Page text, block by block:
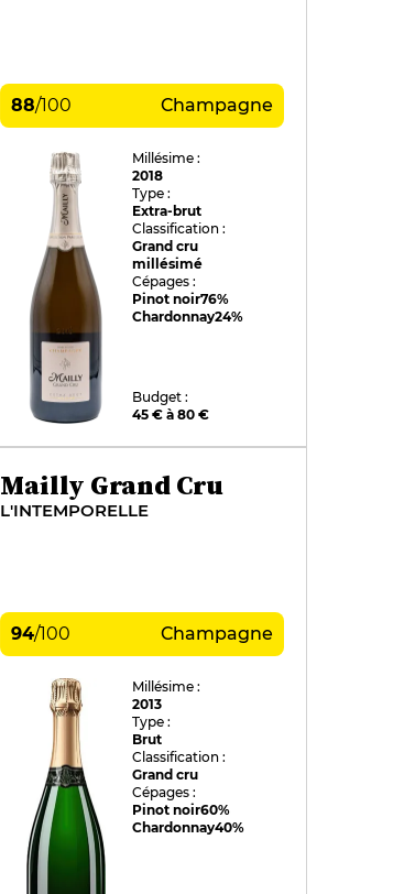
88/100 Champagne
Millésime :
2018
Type :
Extra-brut
Classification :
Grand cru
millésimé
Cépages :
Pinot noir76%
Chardonnay24%
Budget :
45 € à 80 €
Mailly Grand Cru
L'INTEMPORELLE
94/100 Champagne
Millésime :
2013
Type :
Brut
Classification :
Grand cru
Cépages :
Pinot noir60%
Chardonnay40%